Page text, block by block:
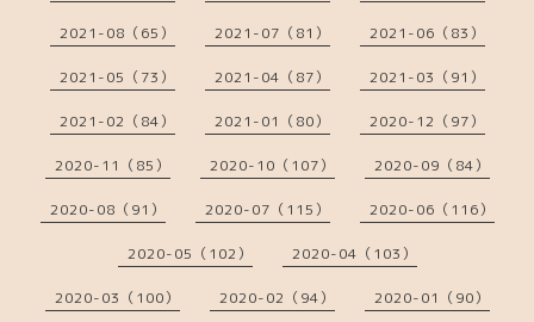
2021-08（65） 2021-07（81） 2021-06（83）
2021-05（73） 2021-04（87） 2021-03（91）
2021-02（84） 2021-01（80） 2020-12（97）
2020-11（85） 2020-10（107） 2020-09（84）
2020-08（91） 2020-07（115） 2020-06（116）
2020-05（102） 2020-04（103）
2020-03（100） 2020-02（94） 2020-01（90）